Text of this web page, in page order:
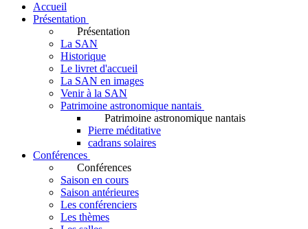
Accueil
Présentation
Présentation
La SAN
Historique
Le livret d'accueil
La SAN en images
Venir à la SAN
Patrimoine astronomique nantais
Patrimoine astronomique nantais
Pierre méditative
cadrans solaires
Conférences
Conférences
Saison en cours
Saison antérieures
Les conférenciers
Les thèmes